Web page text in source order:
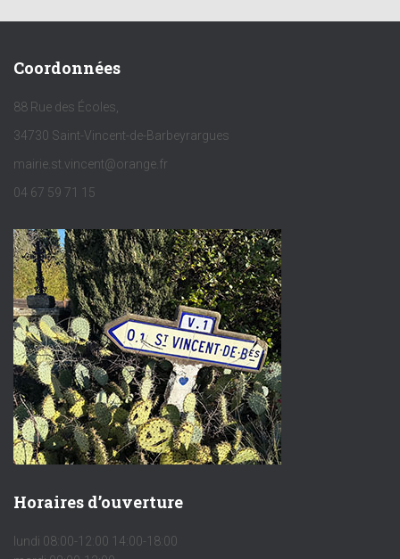
Coordonnées
88 Rue des Écoles,
34730 Saint-Vincent-de-Barbeyrargues
mairie.st.vincent@orange.fr
04 67 59 71 15
Horaires d’ouverture
lundi 08:00-12:00 14:00-18:00